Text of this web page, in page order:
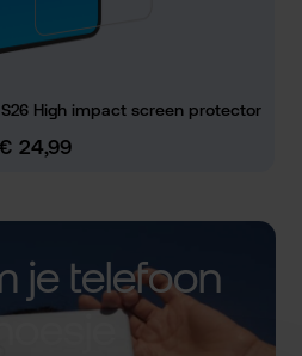
S26 High impact screen protector
Normale prijs:
€ 24,99
je telefoon